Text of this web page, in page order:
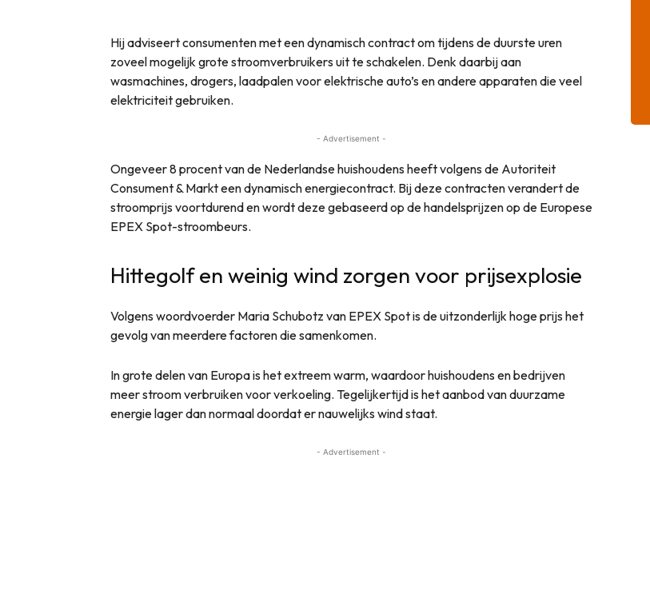
Hij adviseert consumenten met een dynamisch contract om tijdens de duurste uren
zoveel mogelijk grote stroomverbruikers uit te schakelen. Denk daarbij aan
wasmachines, drogers, laadpalen voor elektrische auto’s en andere apparaten die veel
elektriciteit gebruiken.
- Advertisement -
Ongeveer 8 procent van de Nederlandse huishoudens heeft volgens de Autoriteit
Consument & Markt een dynamisch energiecontract. Bij deze contracten verandert de
stroomprijs voortdurend en wordt deze gebaseerd op de handelsprijzen op de Europese
EPEX Spot-stroombeurs.
Hittegolf en weinig wind zorgen voor prijsexplosie
Volgens woordvoerder Maria Schubotz van EPEX Spot is de uitzonderlijk hoge prijs het
gevolg van meerdere factoren die samenkomen.
In grote delen van Europa is het extreem warm, waardoor huishoudens en bedrijven
meer stroom verbruiken voor verkoeling. Tegelijkertijd is het aanbod van duurzame
energie lager dan normaal doordat er nauwelijks wind staat.
- Advertisement -